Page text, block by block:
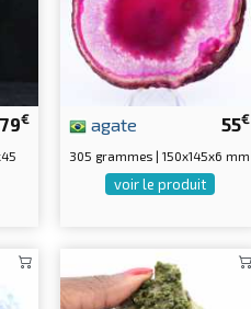
79€ 55€
agate
305 grammes | 150x145x6 mm
voir le produit